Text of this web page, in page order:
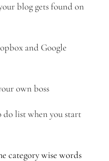
blog gets found on
and Google
own boss
list when you start
category wise words